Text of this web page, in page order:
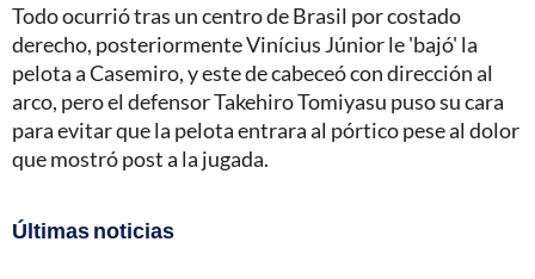
Todo ocurrió tras un centro de Brasil por costado
derecho, posteriormente Vinícius Júnior le 'bajó' la
pelota a Casemiro, y este de cabeceó con dirección al
arco, pero el defensor Takehiro Tomiyasu puso su cara
para evitar que la pelota entrara al pórtico pese al dolor
que mostró post a la jugada.
Últimas noticias